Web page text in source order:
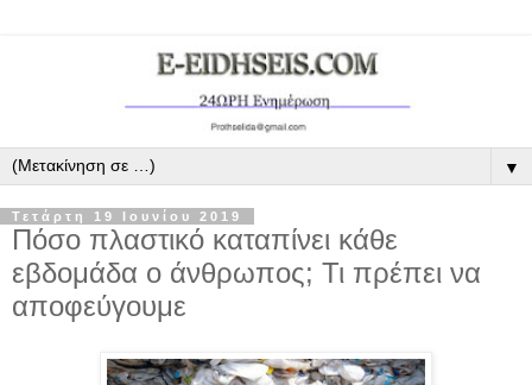
▼
Τετάρτη 19 Ιουνίου 2019
Πόσο πλαστικό καταπίνει κάθε
εβδομάδα ο άνθρωπος; Τι πρέπει να
αποφεύγουμε